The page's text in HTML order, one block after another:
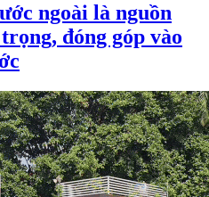
ngoài là nguồn
đóng góp vào